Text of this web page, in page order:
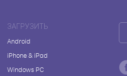
ЗАГРУЗИТЬ
Android
iPhone & iPad
Windows PC